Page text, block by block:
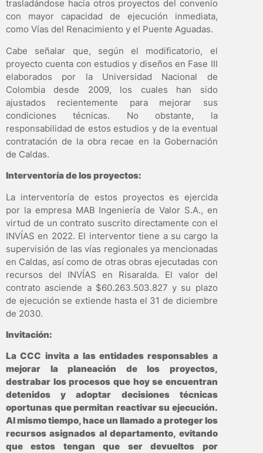
trasladándose hacia otros proyectos del convenio
con mayor capacidad de ejecución inmediata,
como Vías del Renacimiento y el Puente Aguadas.
Cabe señalar que, según el modificatorio, el
proyecto cuenta con estudios y diseños en Fase III
elaborados por la Universidad Nacional de
Colombia desde 2009, los cuales han sido
ajustados recientemente para mejorar sus
condiciones técnicas. No obstante, la
responsabilidad de estos estudios y de la eventual
contratación de la obra recae en la Gobernación
de Caldas.
Interventoría de los proyectos:
La interventoría de estos proyectos es ejercida
por la empresa MAB Ingeniería de Valor S.A., en
virtud de un contrato suscrito directamente con el
INVÍAS en 2022. El interventor tiene a su cargo la
supervisión de las vías regionales ya mencionadas
en Caldas, así como de otras obras ejecutadas con
recursos del INVÍAS en Risaralda. El valor del
contrato asciende a $60.263.503.827 y su plazo
de ejecución se extiende hasta el 31 de diciembre
de 2030.
Invitación:
La CCC invita a las entidades responsables a
mejorar la planeación de los proyectos,
destrabar los procesos que hoy se encuentran
detenidos y adoptar decisiones técnicas
oportunas que permitan reactivar su ejecución.
Al mismo tiempo, hace un llamado a proteger los
recursos asignados al departamento, evitando
que estos tengan que ser devueltos por